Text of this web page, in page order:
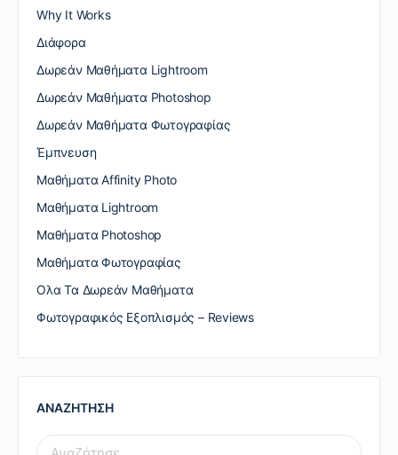
Why It Works
Διάφορα
Δωρεάν Μαθήματα Lightroom
Δωρεάν Μαθήματα Photoshop
Δωρεάν Μαθήματα Φωτογραφίας
Έμπνευση
Μαθήματα Affinity Photo
Μαθήματα Lightroom
Μαθήματα Photoshop
Μαθήματα Φωτογραφίας
Ολα Τα Δωρεάν Μαθήματα
Φωτογραφικός Εξοπλισμός – Reviews
ΑΝΑΖΗΤΗΣΗ
SEARCH